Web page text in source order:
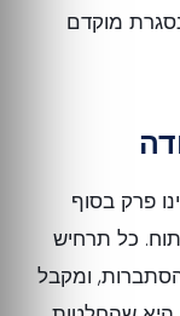
מוקדם
פרק בסוף
כל תרחיש
ומקבל